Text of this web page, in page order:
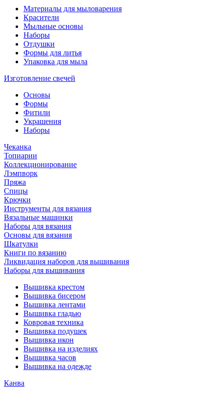
Материалы для мыловарения
Красители
Мыльные основы
Наборы
Отдушки
Формы для литья
Упаковка для мыла
Изготовление свечей
Основы
Формы
Фитили
Украшения
Наборы
Чеканка
Топиарии
Коллекционирование
Лэмпворк
Пряжа
Спицы
Крючки
Инструменты для вязания
Вязальные машинки
Наборы для вязания
Основы для вязания
Шкатулки
Книги по вязанию
Ликвидация наборов для вышивания
Наборы для вышивания
Вышивка крестом
Вышивка бисером
Вышивка лентами
Вышивка гладью
Ковровая техника
Вышивка подушек
Вышивка икон
Вышивка на изделиях
Вышивка часов
Вышивка на одежде
Канва